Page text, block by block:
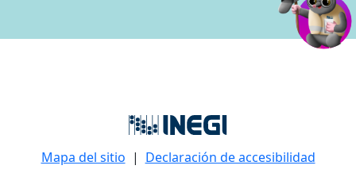
Mapa del sitio | Declaración de accesibilidad